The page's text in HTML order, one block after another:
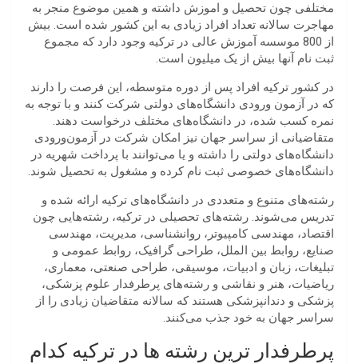
مختلفی چون تحصیل و اموزش داشته و همین موضوع منجر به
مهاجرت سالانه تعداد افراد زیادی به این کشور شده است. بیش
از 800 موسسه آموزش عالی در ترکیه وجود دارد که مجموع
ثبت نام آنها بیش از یک میلیون است.
در کشور ترکیه افراد پس از دوره متوسطه، این فرصت را دارند
که در آزمون ورودی دانشگاه‌های دولتی شرکت کنند و با توجه به
نمره کسب شده، در دانشگاه‌های مختلف درخواست دهند.
متقاضیانی از سراسر جهان نیز امکان شرکت در آزمون‌ورودی
دانشگاه‌های دولتی را داشته و یا می‌توانند با پرداخت شهریه در
دانشگاه‌های خصوصی ثبت نام کرده و مشغول به تحصیل شوند.
رشته‌های متنوع و متعددی در دانشگاه‌های ترکیه ارائه شده و
تدریس می‌شوند. رشتههای تحصیلی در ترکیه، رشته‌هایی چون
اقتصاد، مهندسی کامپیوتر، روانشناسی، مدیریت، مهندسی
صنایع، روابط بین الملل، طراحی گرافیک، روابط عمومی و
تبلیغات، زبان و ادبیات، موسیقی، طراحی صنعتی، معماری،
ریاضیات، هنر و نقاشی و رشته‌های پرطرفدار علوم پزشکی،
پزشکی و دندانپزشکی هستند که سالانه متقاضیان زیادی را از
سراسر جهان به خود جذب می‌کنند.
پرطرفدار ترین رشته ها در ترکیه کدام